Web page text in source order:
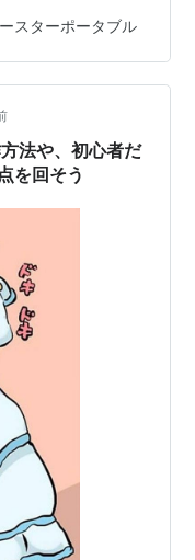
インＲＰＧで、Ｄ
ームキューブ）版
、テレホーダイと
ね。当時はネット
の１１時から朝ま
スターポータブル
法や、初心者だ
を回そう